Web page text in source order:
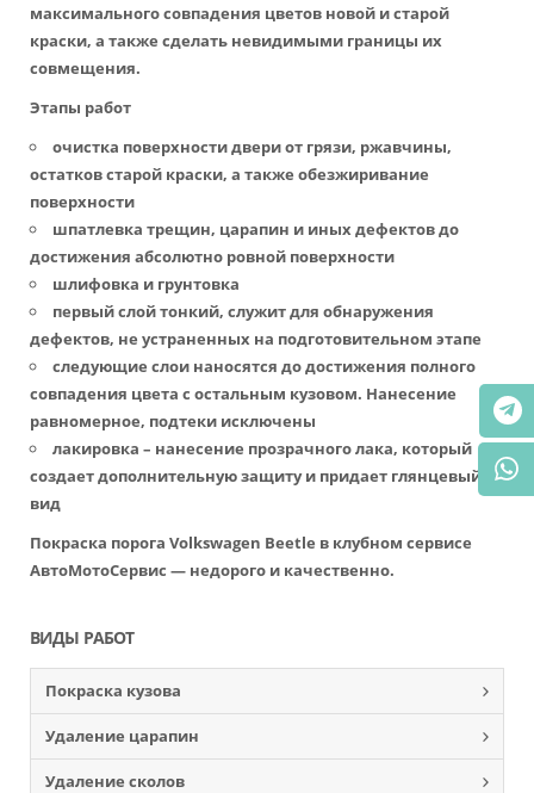
максимального совпадения цветов новой и старой
краски, а также сделать невидимыми границы их
совмещения.
Этапы работ
очистка поверхности двери от грязи, ржавчины,
остатков старой краски, а также обезжиривание
поверхности
шпатлевка трещин, царапин и иных дефектов до
достижения абсолютно ровной поверхности
шлифовка и грунтовка
первый слой тонкий, служит для обнаружения
дефектов, не устраненных на подготовительном этапе
следующие слои наносятся до достижения полного
совпадения цвета с остальным кузовом. Нанесение
равномерное, подтеки исключены
лакировка – нанесение прозрачного лака, который
создает дополнительную защиту и придает глянцевый
вид
Покраска порога Volkswagen Beetle в клубном сервисе
АвтоМотоСервис — недорого и качественно.
ВИДЫ РАБОТ
Покраска кузова
Удаление царапин
Удаление сколов